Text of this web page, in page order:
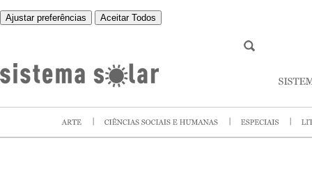
Ajustar preferências Aceitar Todos